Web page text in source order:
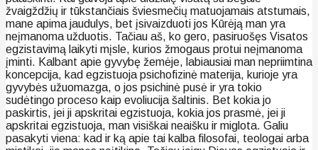
žvaigždžių ir tūkstančiais šviesmečių matuojamais atstumais,
mane apima jaudulys, bet įsivaizduoti jos Kūrėją man yra
neįmanoma užduotis. Tačiau aš, ko gero, pasiruošęs Visatos
egzistavimą laikyti mįsle, kurios žmogaus protui neįmanoma
įminti. Kalbant apie gyvybę žemėje, labiausiai man nepriimtina
koncepcija, kad egzistuoja psichofizinė materija, kurioje yra
gyvybės užuomazga, o jos psichinė pusė ir yra tokio
sudėtingo proceso kaip evoliucija šaltinis. Bet kokia jo
paskirtis, jei ji apskritai egzistuoja, kokia jos prasmė, jei ji
apskritai egzistuoja, man visiškai neaišku ir miglota. Galiu
pasakyti viena: kad ir ką apie tai kalba filosofai, teologai arba